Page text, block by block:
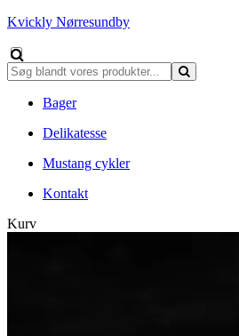
Kvickly Nørresundby
Bager
Delikatesse
Mustang cykler
Kontakt
Kurv